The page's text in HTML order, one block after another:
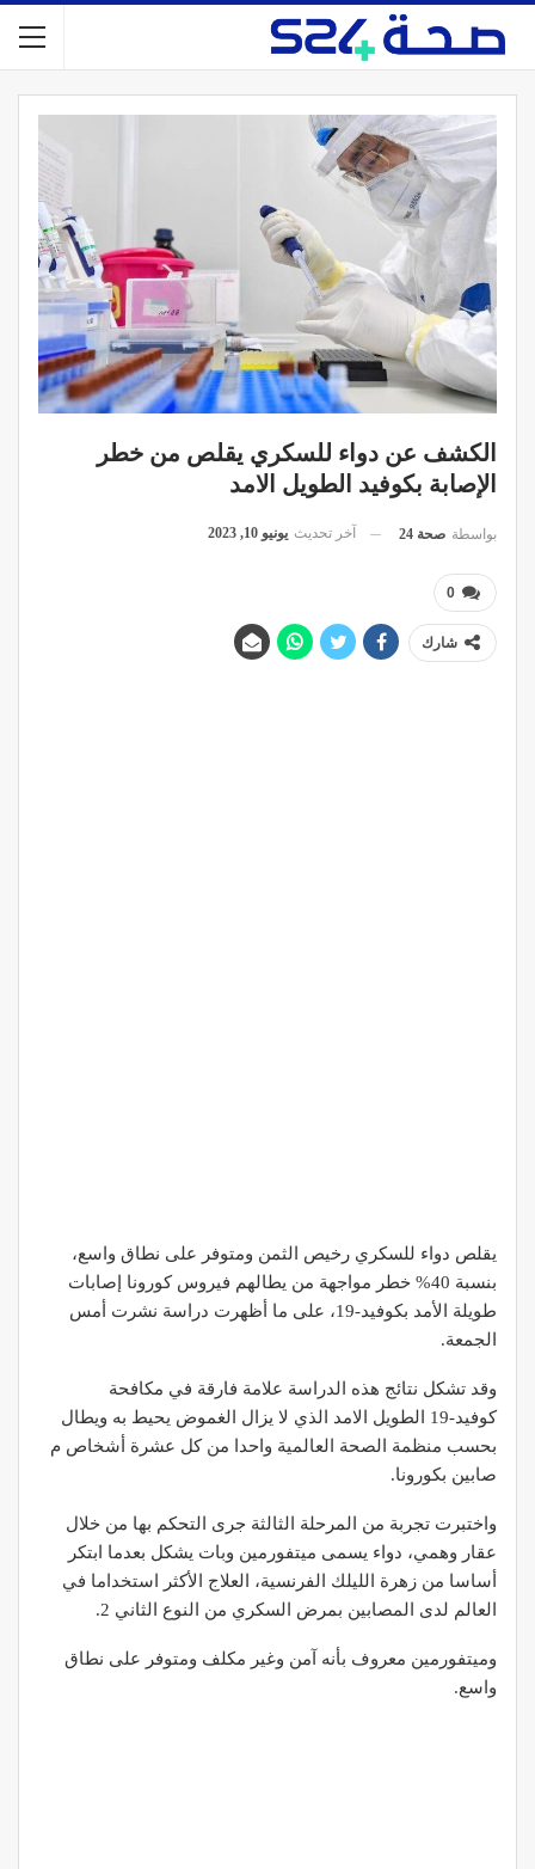
الكشف عن دواء للسكري يقلص من خطر
الإصابة بكوفيد الطويل الامد
بواسطة صحة 24 آخر تحديث يونيو 10, 2023
0
شارك
يقلص دواء للسكري رخيص الثمن ومتوفر على نطاق واسع،
بنسبة 40% خطر مواجهة من يطالهم فيروس كورونا إصابات
طويلة الأمد بكوفيد-19، على ما أظهرت دراسة نشرت أمس
الجمعة.
وقد تشكل نتائج هذه الدراسة علامة فارقة في مكافحة
كوفيد-19 الطويل الامد الذي لا يزال الغموض يحيط به ويطال
بحسب منظمة الصحة العالمية واحدا من كل عشرة أشخاص م
صابين بكورونا.
واختبرت تجربة من المرحلة الثالثة جرى التحكم بها من خلال
عقار وهمي، دواء يسمى ميتفورمين وبات يشكل بعدما ابتكر
أساسا من زهرة الليلك الفرنسية، العلاج الأكثر استخداما في
العالم لدى المصابين بمرض السكري من النوع الثاني 2.
وميتفورمين معروف بأنه آمن وغير مكلف ومتوفر على نطاق
واسع.